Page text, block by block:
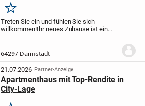
Merken
Treten Sie ein und fühlen Sie sich
willkommen!Ihr neues Zuhause ist ein
Sie liebevoll gestaltete und durchdachte
64297 Darmstadt
21.07.2026 Partner-Anzeige
Apartmenthaus mit Top-Rendite in
City-Lage